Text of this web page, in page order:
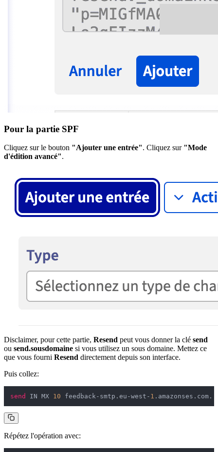
Pour la partie SPF
Cliquez sur le bouton "Ajouter une entrée". Cliquez sur "Mode
d'édition avancé".
Disclaimer, pour cette partie, Resend peut vous donner la clé send
ou send.sousdomaine si vous utilisez un sous domaine. Mettez ce
que vous fourni Resend directement depuis son interface.
Puis collez:
send IN MX 10 feedback-smtp.eu-west- 1
Répétez l'opération avec: